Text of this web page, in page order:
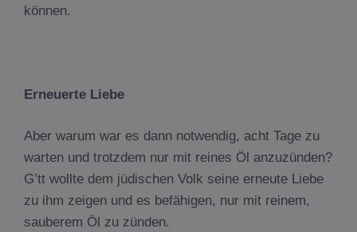
können.
Erneuerte Liebe
Aber warum war es dann notwendig, acht Tage zu
warten und trotzdem nur mit reines Öl anzuzünden?
G’tt wollte dem jüdischen Volk seine erneute Liebe
zu ihm zeigen und es befähigen, nur mit reinem,
sauberem Öl zu zünden.